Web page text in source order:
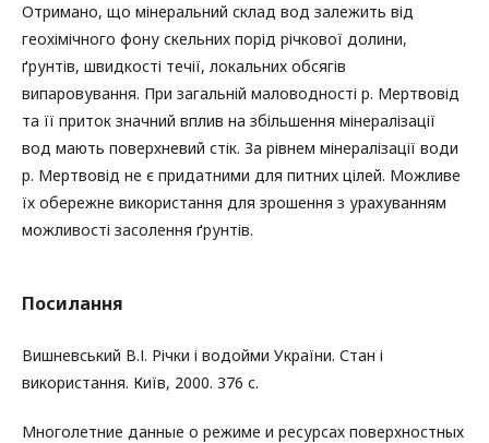
Отримано, що мінеральний склад вод залежить від
геохімічного фону скельних порід річкової долини,
ґрунтів, швидкості течії, локальних обсягів
випаровування. При загальній маловодності р. Мертвовід
та її приток значний вплив на збільшення мінералізації
вод мають поверхневий стік. За рівнем мінералізації води
р. Мертвовід не є придатними для питних цілей. Можливе
їх обережне використання для зрошення з урахуванням
можливості засолення ґрунтів.
Посилання
Вишневський В.І. Річки і водойми України. Стан і
використання. Київ, 2000. 376 с.
Многолетние данные о режиме и ресурсах поверхностных